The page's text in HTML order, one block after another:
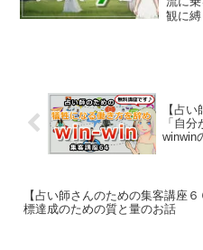
観に
流に
【占
「自
winwin
【占い師さんのための集客講座６
標達成のための質と量のお話